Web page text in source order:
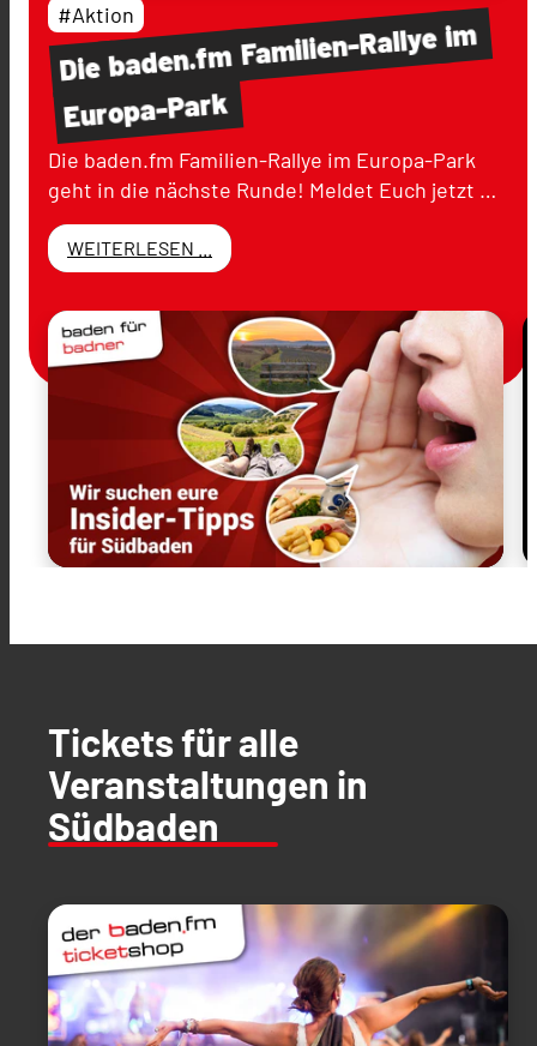
Diebaden.fmFamilien-Rallyeim
Europa-Park
#Aktion
Die baden.fm Familien-Rallye im Europa-Park
geht in die nächste Runde! Meldet Euch jetzt …
WEITERLESEN ...
Tickets für alle
Veranstaltungen in
Südbaden